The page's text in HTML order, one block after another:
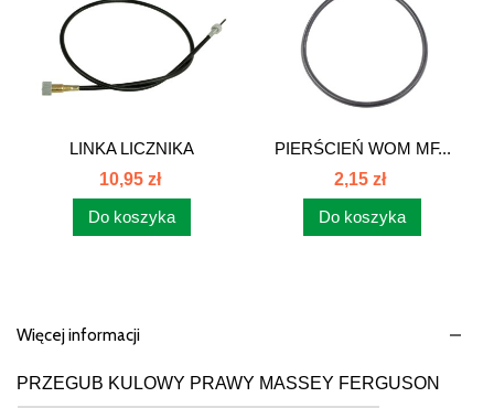
LINKA LICZNIKA
MOTOGODZIN...
10,95 zł
Do koszyka
PIERŚCIEŃ WOM MF...
2,15 zł
Do koszyka
Więcej informacji
PRZEGUB KULOWY PRAWY MASSEY FERGUSON